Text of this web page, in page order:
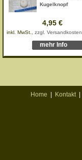
Kugelknopf
4,95 €
inkl. MwSt., zzgl. Versandkosten
mehr Info
Home Kontakt